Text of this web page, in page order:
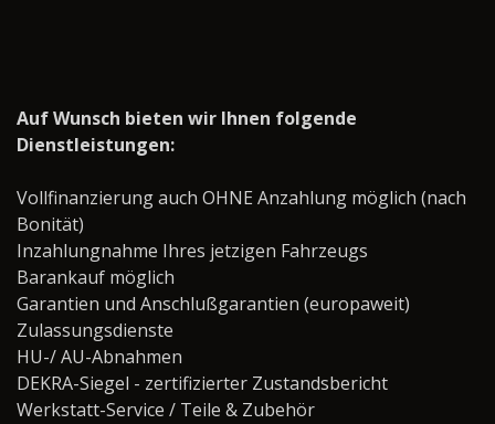
Auf Wunsch bieten wir Ihnen folgende
Dienstleistungen:
Vollfinanzierung auch OHNE Anzahlung möglich (nach
Bonität)
Inzahlungnahme Ihres jetzigen Fahrzeugs
Barankauf möglich
Garantien und Anschlußgarantien (europaweit)
Zulassungsdienste
HU-/ AU-Abnahmen
DEKRA-Siegel - zertifizierter Zustandsbericht
Werkstatt-Service / Teile & Zubehör ­­­­­­­­­­­­­­­­